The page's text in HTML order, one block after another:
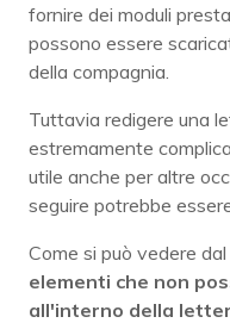
fornire dei moduli
possono essere
della compagnia.
Tuttavia redigere una
estremamente
utile anche per altre
seguire potrebbe
Come si può vedere
elementi che non
all'interno della